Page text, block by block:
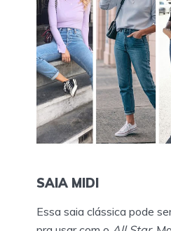
SAIA MIDI
Essa saia clássica pode